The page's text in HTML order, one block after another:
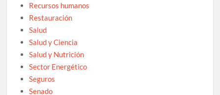
Recursos humanos
Restauración
Salud
Salud y Ciencia
Salud y Nutrición
Sector Energético
Seguros
Senado